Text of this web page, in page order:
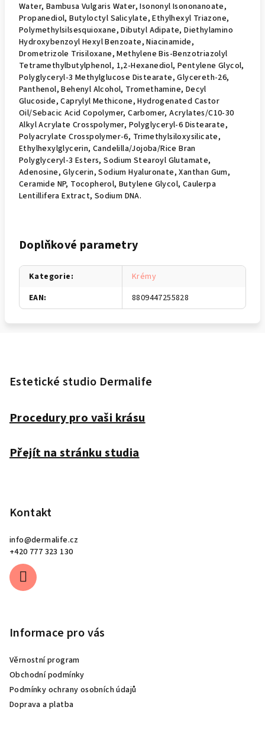
Water, Bambusa Vulgaris Water, Isononyl Isononanoate,
Propanediol, Butyloctyl Salicylate, Ethylhexyl Triazone,
Polymethylsilsesquioxane, Dibutyl Adipate, Diethylamino
Hydroxybenzoyl Hexyl Benzoate, Niacinamide,
Drometrizole Trisiloxane, Methylene Bis-Benzotriazolyl
Tetramethylbutylphenol, 1,2-Hexanediol, Pentylene Glycol,
Polyglyceryl-3 Methylglucose Distearate, Glycereth-26,
Panthenol, Behenyl Alcohol, Tromethamine, Decyl
Glucoside, Caprylyl Methicone, Hydrogenated Castor
Oil/Sebacic Acid Copolymer, Carbomer, Acrylates/C10-30
Alkyl Acrylate Crosspolymer, Polyglyceryl-6 Distearate,
Polyacrylate Crosspolymer-6, Trimethylsiloxysilicate,
Ethylhexylglycerin, Candelilla/Jojoba/Rice Bran
Polyglyceryl-3 Esters, Sodium Stearoyl Glutamate,
Adenosine, Glycerin, Sodium Hyaluronate, Xanthan Gum,
Ceramide NP, Tocopherol, Butylene Glycol, Caulerpa
Lentillifera Extract, Sodium DNA.
Doplňkové parametry
Kategorie:
Krémy
EAN: 8809447255828
Estetické studio Dermalife
Procedury pro vaši krásu
Přejít na stránku studia
Kontakt
info@dermalife.cz
+420 777 323 130
Informace pro vás
Věrnostní program
Obchodní podmínky
Podmínky ochrany osobních údajů
Doprava a platba